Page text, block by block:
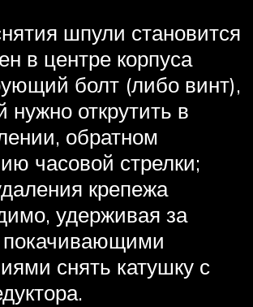
шпули становится
в центре корпуса
болт (либо винт),
нужно открутить в
обратном
часовой стрелки;
крепежа
удерживая за
покачивающими
снять катушку с